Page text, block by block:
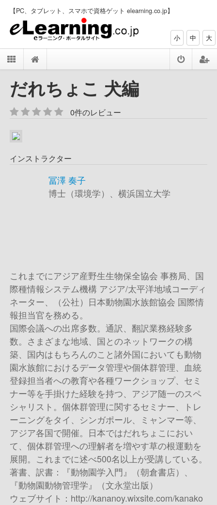
【PC、タブレット、スマホで資格ゲット elearning.co.jp】
小 中 大
だれちょこ 犬編
0件のレビュー
インストラクター
冨澤 奏子
博士（環境学）、横浜国立大学
これまでにアジア産野生生物保全協会 事務局、国
際種情報システム機構 アジア/太平洋地域コーディ
ネーター、（公社）日本動物園水族館協会 国際情
報担当官を務める。
国際会議への出席多数。通訳、翻訳業務経験多
数。さまざまな地域、国とのネットワークの構
築、国内はもちろんのこと諸外国においても動物
園水族館におけるデータ管理や個体群管理、血統
登録担当者への教育や各種ワークショップ、セミ
ナー等を手掛けた経験を持つ、アジア随一のスペ
シャリスト。個体群管理に関するセミナー、トレ
ーニングをタイ、シンガポール、ミャンマー等、
アジア各国で開催。日本ではだれちょこにおい
て、個体群管理への理解者を増やす草の根運動を
展開。これまでに述べ500名以上が受講している。
著書、訳書：『動物園学入門』（朝倉書店）、
『動物園動物管理学』（文永堂出版）
ウェブサイト： http://kananoy.wixsite.com/kanako